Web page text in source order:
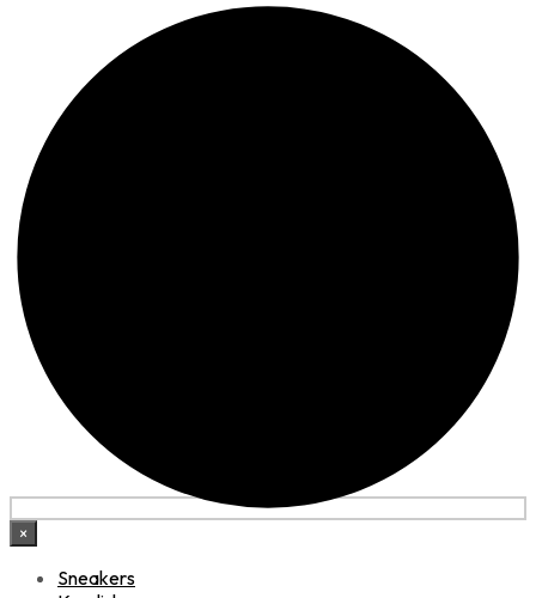
×
Sneakers